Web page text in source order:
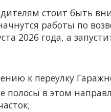
стоит быть
работы по
2026 года, а
к переулку
полосы в этом